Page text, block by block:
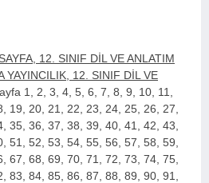
12. SINIF DİL VE ANLATIM
YAYINCILIK, 12. SINIF DİL VE
1, 2, 3, 4, 5, 6, 7, 8, 9, 10, 11,
19, 20, 21, 22, 23, 24, 25, 26, 27,
35, 36, 37, 38, 39, 40, 41, 42, 43,
51, 52, 53, 54, 55, 56, 57, 58, 59,
67, 68, 69, 70, 71, 72, 73, 74, 75,
83, 84, 85, 86, 87, 88, 89, 90, 91,